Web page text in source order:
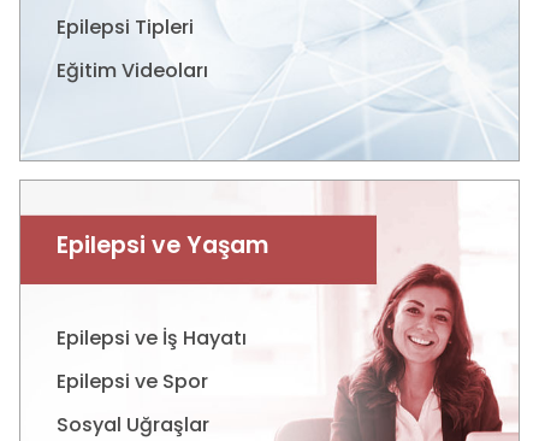
Epilepsi Tipleri
Eğitim Videoları
Epilepsi ve Yaşam
Epilepsi ve İş Hayatı
Epilepsi ve Spor
Sosyal Uğraşlar